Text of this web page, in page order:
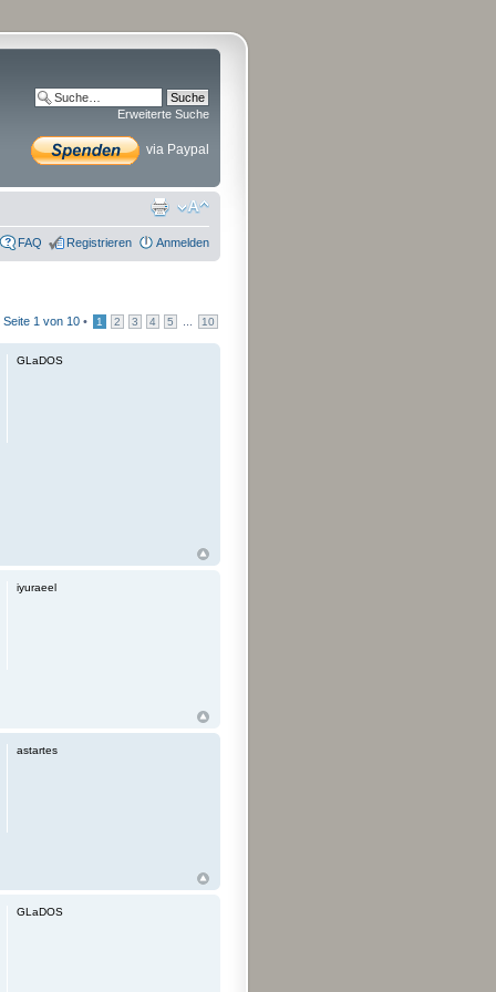
Erweiterte Suche
via Paypal
FAQ Registrieren Anmelden
Seite 1 von 10 • 1 2 3 4 5 10
GLaDOS
iyuraeel
astartes
GLaDOS